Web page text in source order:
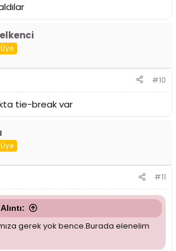
Üye
#10
tie-break var
Üye
#11
gerek yok bence.Burada elenelim